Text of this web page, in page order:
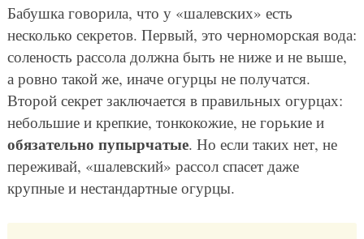
Бабушка говорила, что у «шалевских» есть
несколько секретов. Первый, это черноморская вода:
соленость рассола должна быть не ниже и не выше,
а ровно такой же, иначе огурцы не получатся.
Второй секрет заключается в правильных огурцах:
небольшие и крепкие, тонкокожие, не горькие и
обязательно пупырчатые. Но если таких нет, не
переживай, «шалевский» рассол спасет даже
крупные и нестандартные огурцы.